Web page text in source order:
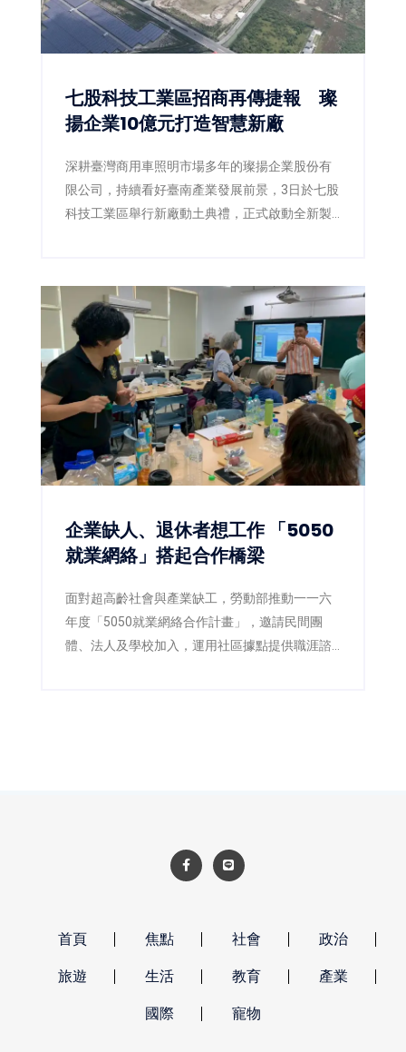
七股科技工業區招商再傳捷報 璨
揚企業10億元打造智慧新廠
深耕臺灣商用車照明市場多年的璨揚企業股份有
限公司，持續看好臺南產業發展前景，3日於七股
科技工業區舉行新廠動土典禮，正式啟動全新製
造50個在地就業機會，不僅展現企業擴大全球布
局的決心，也為臺南沿海產業發展再添新動能。
企業缺人、退休者想工作 「5050
就業網絡」搭起合作橋梁
面對超高齡社會與產業缺工，勞動部推動一一六
年度「5050就業網絡合作計畫」，邀請民間團
體、法人及學校加入，運用社區據點提供職涯諮
首頁 焦點 社會 政治
旅遊 生活 教育 產業
國際 寵物